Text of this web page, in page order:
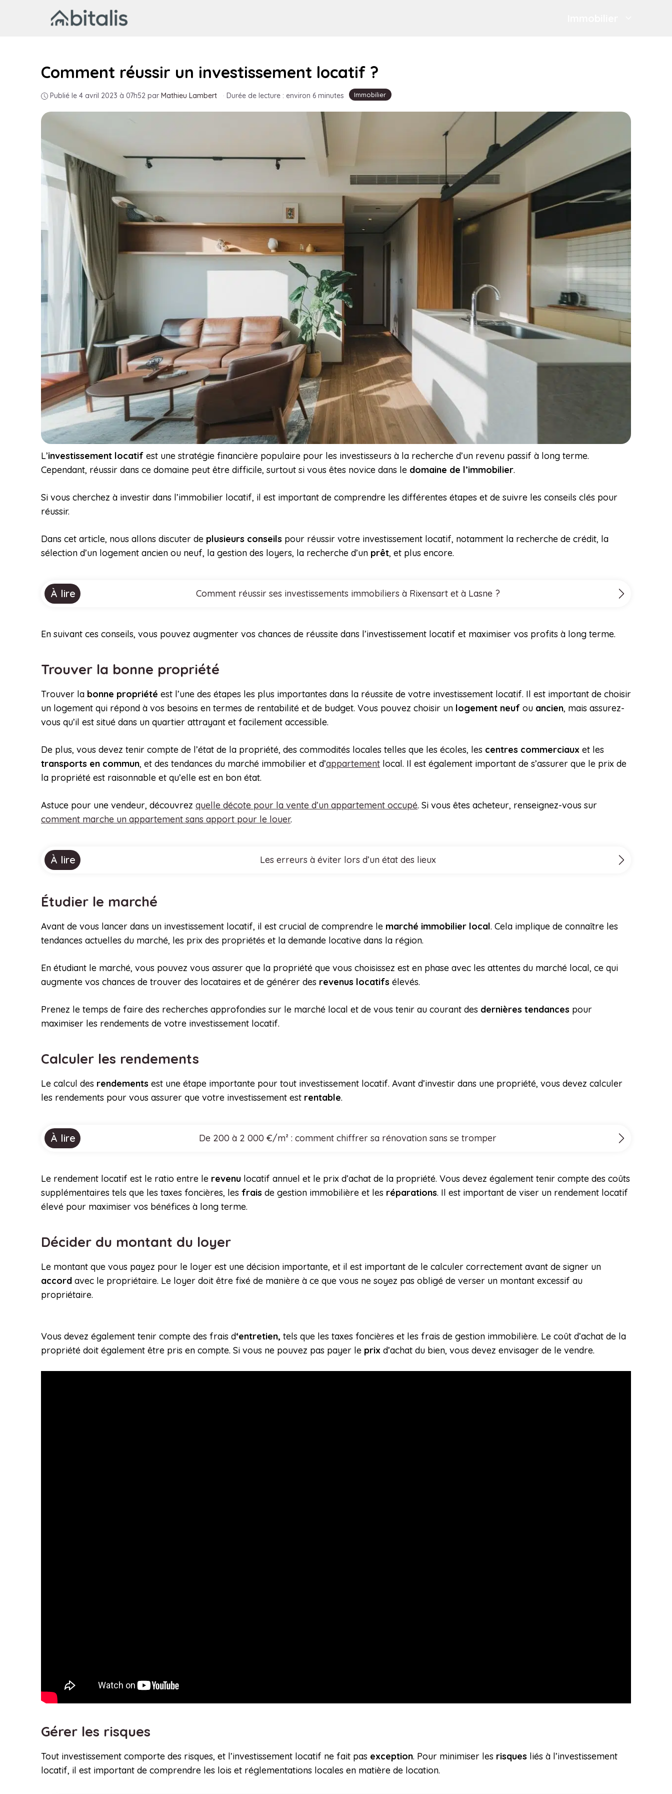
Immobilier
Comment réussir un investissement locatif ?
Publié le 4 avril 2023 à 07h52 par Mathieu Lambert · Durée de lecture : environ 6 minutes
L’investissement locatif est une stratégie financière populaire pour les investisseurs à la recherche d’un revenu passif à long terme.
Cependant, réussir dans ce domaine peut être difficile, surtout si vous êtes novice dans le domaine de l’immobilier.
Si vous cherchez à investir dans l’immobilier locatif, il est important de comprendre les différentes étapes et de suivre les conseils clés pour
réussir.
Dans cet article, nous allons discuter de plusieurs conseils pour réussir votre investissement locatif, notamment la recherche de crédit, la
sélection d’un logement ancien ou neuf, la gestion des loyers, la recherche d’un prêt, et plus encore.
À lire Comment réussir ses investissements immobiliers à Rixensart et à Lasne ?
En suivant ces conseils, vous pouvez augmenter vos chances de réussite dans l’investissement locatif et maximiser vos profits à long terme.
Trouver la bonne propriété
Trouver la bonne propriété est l’une des étapes les plus importantes dans la réussite de votre investissement locatif. Il est important de choisir
un logement qui répond à vos besoins en termes de rentabilité et de budget. Vous pouvez choisir un logement neuf ou ancien, mais assurez-
vous qu’il est situé dans un quartier attrayant et facilement accessible.
De plus, vous devez tenir compte de l’état de la propriété, des commodités locales telles que les écoles, les centres commerciaux et les
transports en commun, et des tendances du marché immobilier et d’appartement local. Il est également important de s’assurer que le prix de
la propriété est raisonnable et qu’elle est en bon état.
Astuce pour une vendeur, découvrez quelle décote pour la vente d’un appartement occupé. Si vous êtes acheteur, renseignez-vous sur
comment marche un appartement sans apport pour le louer.
À lire Les erreurs à éviter lors d’un état des lieux
Étudier le marché
Avant de vous lancer dans un investissement locatif, il est crucial de comprendre le marché immobilier local. Cela implique de connaître les
tendances actuelles du marché, les prix des propriétés et la demande locative dans la région.
En étudiant le marché, vous pouvez vous assurer que la propriété que vous choisissez est en phase avec les attentes du marché local, ce qui
augmente vos chances de trouver des locataires et de générer des revenus locatifs élevés.
Prenez le temps de faire des recherches approfondies sur le marché local et de vous tenir au courant des dernières tendances pour
maximiser les rendements de votre investissement locatif.
Calculer les rendements
Le calcul des rendements est une étape importante pour tout investissement locatif. Avant d’investir dans une propriété, vous devez calculer
les rendements pour vous assurer que votre investissement est rentable.
À lire De 200 à 2 000 €/m² : comment chiffrer sa rénovation sans se tromper
Le rendement locatif est le ratio entre le revenu locatif annuel et le prix d’achat de la propriété. Vous devez également tenir compte des coûts
supplémentaires tels que les taxes foncières, les frais de gestion immobilière et les réparations. Il est important de viser un rendement locatif
élevé pour maximiser vos bénéfices à long terme.
Décider du montant du loyer
Le montant que vous payez pour le loyer est une décision importante, et il est important de le calculer correctement avant de signer un
accord avec le propriétaire. Le loyer doit être fixé de manière à ce que vous ne soyez pas obligé de verser un montant excessif au
propriétaire.
Vous devez également tenir compte des frais d‘entretien, tels que les taxes foncières et les frais de gestion immobilière. Le coût d’achat de la
propriété doit également être pris en compte. Si vous ne pouvez pas payer le prix d’achat du bien, vous devez envisager de le vendre.
Gérer les risques
Tout investissement comporte des risques, et l’investissement locatif ne fait pas exception. Pour minimiser les risques liés à l’investissement
locatif, il est important de comprendre les lois et réglementations locales en matière de location.